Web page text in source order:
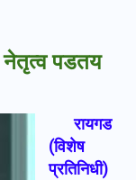
नेतृत्व पडतय
रायगड
(विशेष
प्रतिनिधी)